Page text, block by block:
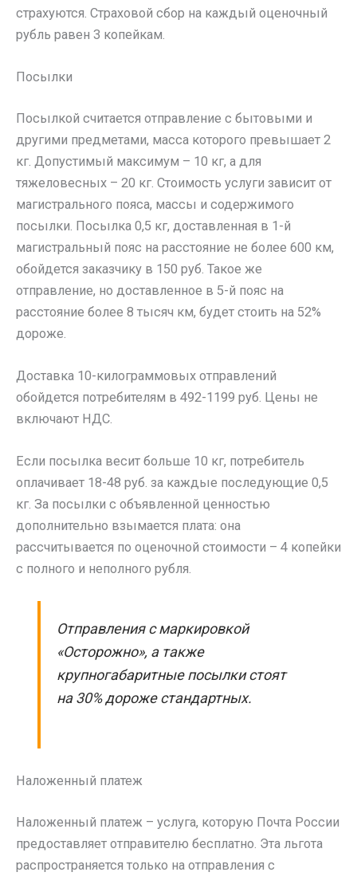
страхуются. Страховой сбор на каждый оценочный
рубль равен 3 копейкам.
Посылки
Посылкой считается отправление с бытовыми и
другими предметами, масса которого превышает 2
кг. Допустимый максимум – 10 кг, а для
тяжеловесных – 20 кг. Стоимость услуги зависит от
магистрального пояса, массы и содержимого
посылки. Посылка 0,5 кг, доставленная в 1-й
магистральный пояс на расстояние не более 600 км,
обойдется заказчику в 150 руб. Такое же
отправление, но доставленное в 5-й пояс на
расстояние более 8 тысяч км, будет стоить на 52%
дороже.
Доставка 10-килограммовых отправлений
обойдется потребителям в 492-1199 руб. Цены не
включают НДС.
Если посылка весит больше 10 кг, потребитель
оплачивает 18-48 руб. за каждые последующие 0,5
кг. За посылки с объявленной ценностью
дополнительно взымается плата: она
рассчитывается по оценочной стоимости – 4 копейки
с полного и неполного рубля.
Отправления с маркировкой
«Осторожно», а также
крупногабаритные посылки стоят
на 30% дороже стандартных.
Наложенный платеж
Наложенный платеж – услуга, которую Почта России
предоставляет отправителю бесплатно. Эта льгота
распространяется только на отправления с